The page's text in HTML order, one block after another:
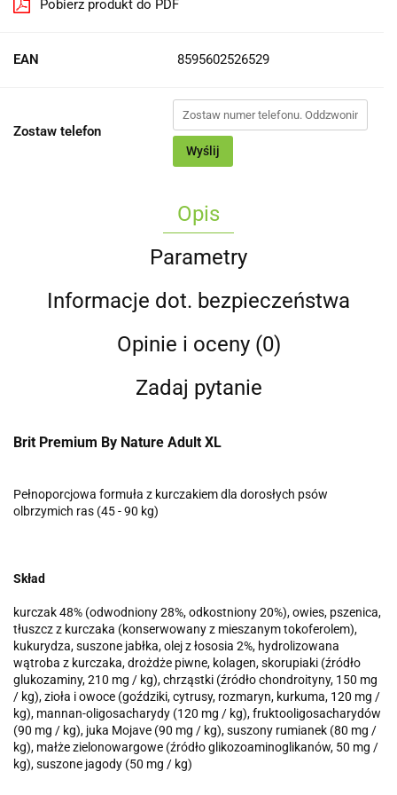
Pobierz produkt do PDF
EAN 8595602526529
Zostaw telefon
Wyślij
Opis
Parametry
Informacje dot. bezpieczeństwa
Opinie i oceny (0)
Zadaj pytanie
Brit Premium By Nature Adult XL
Pełnoporcjowa formuła z kurczakiem dla dorosłych psów
olbrzymich ras (45 - 90 kg)
Skład
kurczak 48% (odwodniony 28%, odkostniony 20%), owies, pszenica,
tłuszcz z kurczaka (konserwowany z mieszanym tokoferolem),
kukurydza, suszone jabłka, olej z łososia 2%, hydrolizowana
wątroba z kurczaka, drożdże piwne, kolagen, skorupiaki (źródło
glukozaminy, 210 mg / kg), chrząstki (źródło chondroityny, 150 mg
/ kg), zioła i owoce (goździki, cytrusy, rozmaryn, kurkuma, 120 mg /
kg), mannan-oligosacharydy (120 mg / kg), fruktooligosacharydów
(90 mg / kg), juka Mojave (90 mg / kg), suszony rumianek (80 mg /
kg), małże zielonowargowe (źródło glikozoaminoglikanów, 50 mg /
kg), suszone jagody (50 mg / kg)